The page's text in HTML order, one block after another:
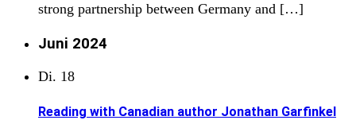
strong partnership between Germany and […]
Juni 2024
Di. 18
Reading with Canadian author Jonathan Garfinkel